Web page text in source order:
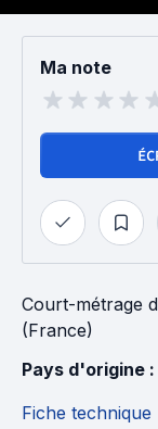
Ma note
Court-métrage
(France)
Pays d'origine :
Fiche technique